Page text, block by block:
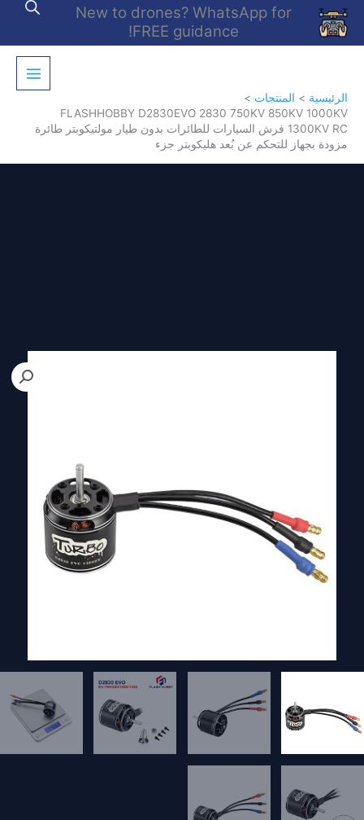
تخطي
المحتوى
New to drones? WhatsApp for
FREE guidance!
الرئيسية
المنتجات
FLASHHOBBY D2830EVO 2830 750KV 850KV 1000KV
1300KV RC فرش السيارات للطائرات بدون طيار مولتيكوبتر طائرة
مزودة بجهاز للتحكم عن بُعد هليكوبتر جزء